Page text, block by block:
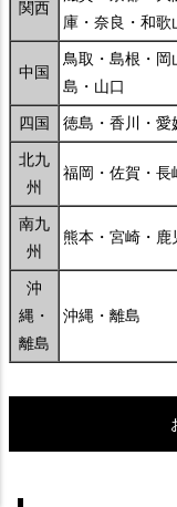
関西
庫・奈良・和歌
中国
鳥取・島根・岡
島・山口
四国 徳島・香川・愛
北九
州
福岡・佐賀・長
南九
州
熊本・宮崎・鹿
沖
縄・
離島
沖縄・離島